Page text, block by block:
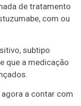
de tratamento
com ou
subtipo
que a medicação
a contar com